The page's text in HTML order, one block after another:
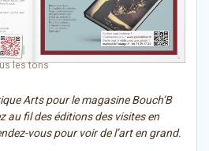
les tons
Arts pour le magasine Bouch’B
au fil des éditions des visites en
vous pour voir de l’art en grand.